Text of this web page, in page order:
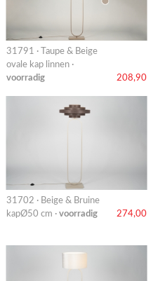
31791 · Taupe & Beige
ovale kap linnen ·
voorradig
208,90
31702 · Beige & Bruine
kapØ50 cm · voorradig 274,00